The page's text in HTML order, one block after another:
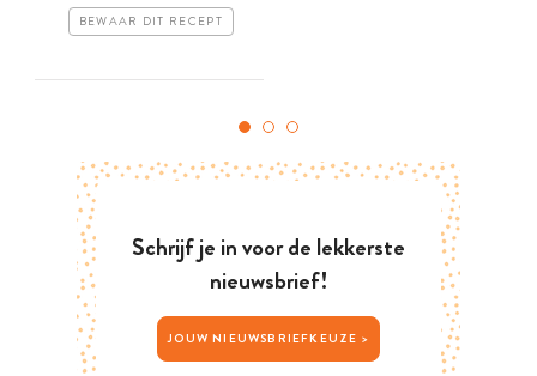
BEWAAR DIT RECEPT
Schrijf je in voor de lekkerste
nieuwsbrief!
JOUW NIEUWSBRIEFKEUZE >